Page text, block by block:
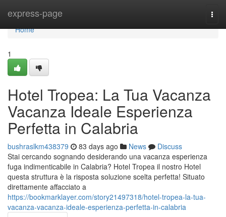
express-page
Home
Home
1
Hotel Tropea: La Tua Vacanza
Vacanza Ideale Esperienza
Perfetta in Calabria
bushraslkm438379 83 days ago News
Discuss
Stai cercando sognando desiderando una vacanza esperienza
fuga indimenticabile in Calabria? Hotel Tropea il nostro Hotel
questa struttura è la risposta soluzione scelta perfetta! Situato
direttamente affacciato a
https://bookmarklayer.com/story21497318/hotel-tropea-la-tua-
vacanza-vacanza-ideale-esperienza-perfetta-in-calabria